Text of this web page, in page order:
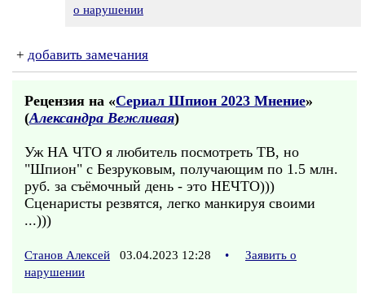
о нарушении
+ добавить замечания
Рецензия на «Сериал Шпион 2023 Мнение»
(Александра Вежливая)
Уж НА ЧТО я любитель посмотреть ТВ, но
"Шпион" с Безруковым, получающим по 1.5 млн.
руб. за съёмочный день - это НЕЧТО)))
Сценаристы резвятся, легко манкируя своими
...)))
Станов Алексей 03.04.2023 12:28 •
Заявить о
нарушении